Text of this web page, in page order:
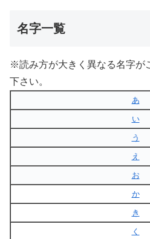
名字一覧
※読み方が大きく異なる名字が
下さい。
あ
い
う
え
お
か
き
く